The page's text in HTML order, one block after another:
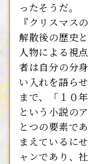
ったそうだ。
『クリスマス
解散後の歴史
人物による視
者は自分の分
い入れを語ら
まで、「１０
という小説の
とつの要素で
まえているに
ャンであり、